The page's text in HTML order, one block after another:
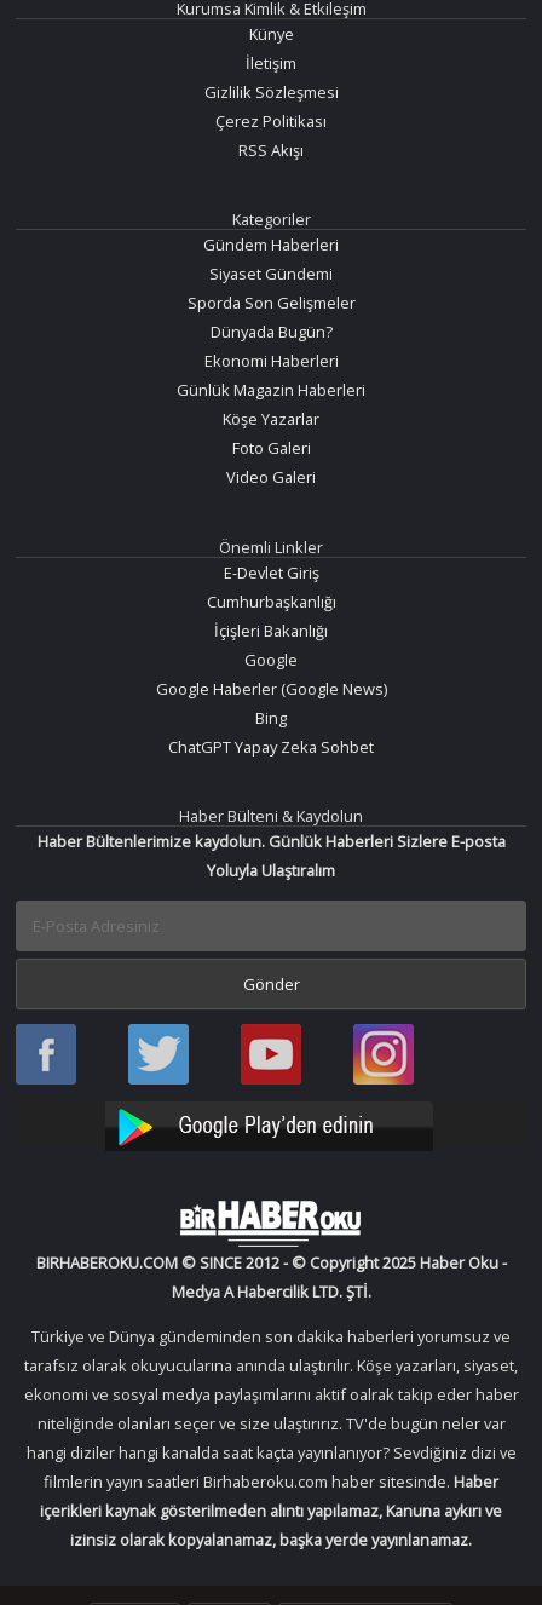
Kurumsa Kimlik & Etkileşim
Künye
İletişim
Gizlilik Sözleşmesi
Çerez Politikası
RSS Akışı
Kategoriler
Gündem Haberleri
Siyaset Gündemi
Sporda Son Gelişmeler
Dünyada Bugün?
Ekonomi Haberleri
Günlük Magazin Haberleri
Köşe Yazarlar
Foto Galeri
Video Galeri
Önemli Linkler
E-Devlet Giriş
Cumhurbaşkanlığı
İçişleri Bakanlığı
Google
Google Haberler (Google News)
Bing
ChatGPT Yapay Zeka Sohbet
Haber Bülteni & Kaydolun
Haber Bültenlerimize kaydolun. Günlük Haberleri Sizlere E-posta
Yoluyla Ulaştıralım
Haber
Oku
Haber
Oku
Bir
Haber
YouTube
Bir
Haber
Instagram
BIRHABEROKU.COM © SINCE 2012 - © Copyright 2025 Haber Oku -
Medya A Habercilik LTD. ŞTİ.
Türkiye ve Dünya gündeminden son dakika haberleri yorumsuz ve
tarafsız olarak okuyucularına anında ulaştırılır. Köşe yazarları, siyaset,
ekonomi ve sosyal medya paylaşımlarını aktif oalrak takip eder haber
niteliğinde olanları seçer ve size ulaştırırız. TV'de bugün neler var
hangi diziler hangi kanalda saat kaçta yayınlanıyor? Sevdiğiniz dizi ve
filmlerin yayın saatleri Birhaberoku.com haber sitesinde. Haber
içerikleri kaynak gösterilmeden alıntı yapılamaz, Kanuna aykırı ve
izinsiz olarak kopyalanamaz, başka yerde yayınlanamaz.